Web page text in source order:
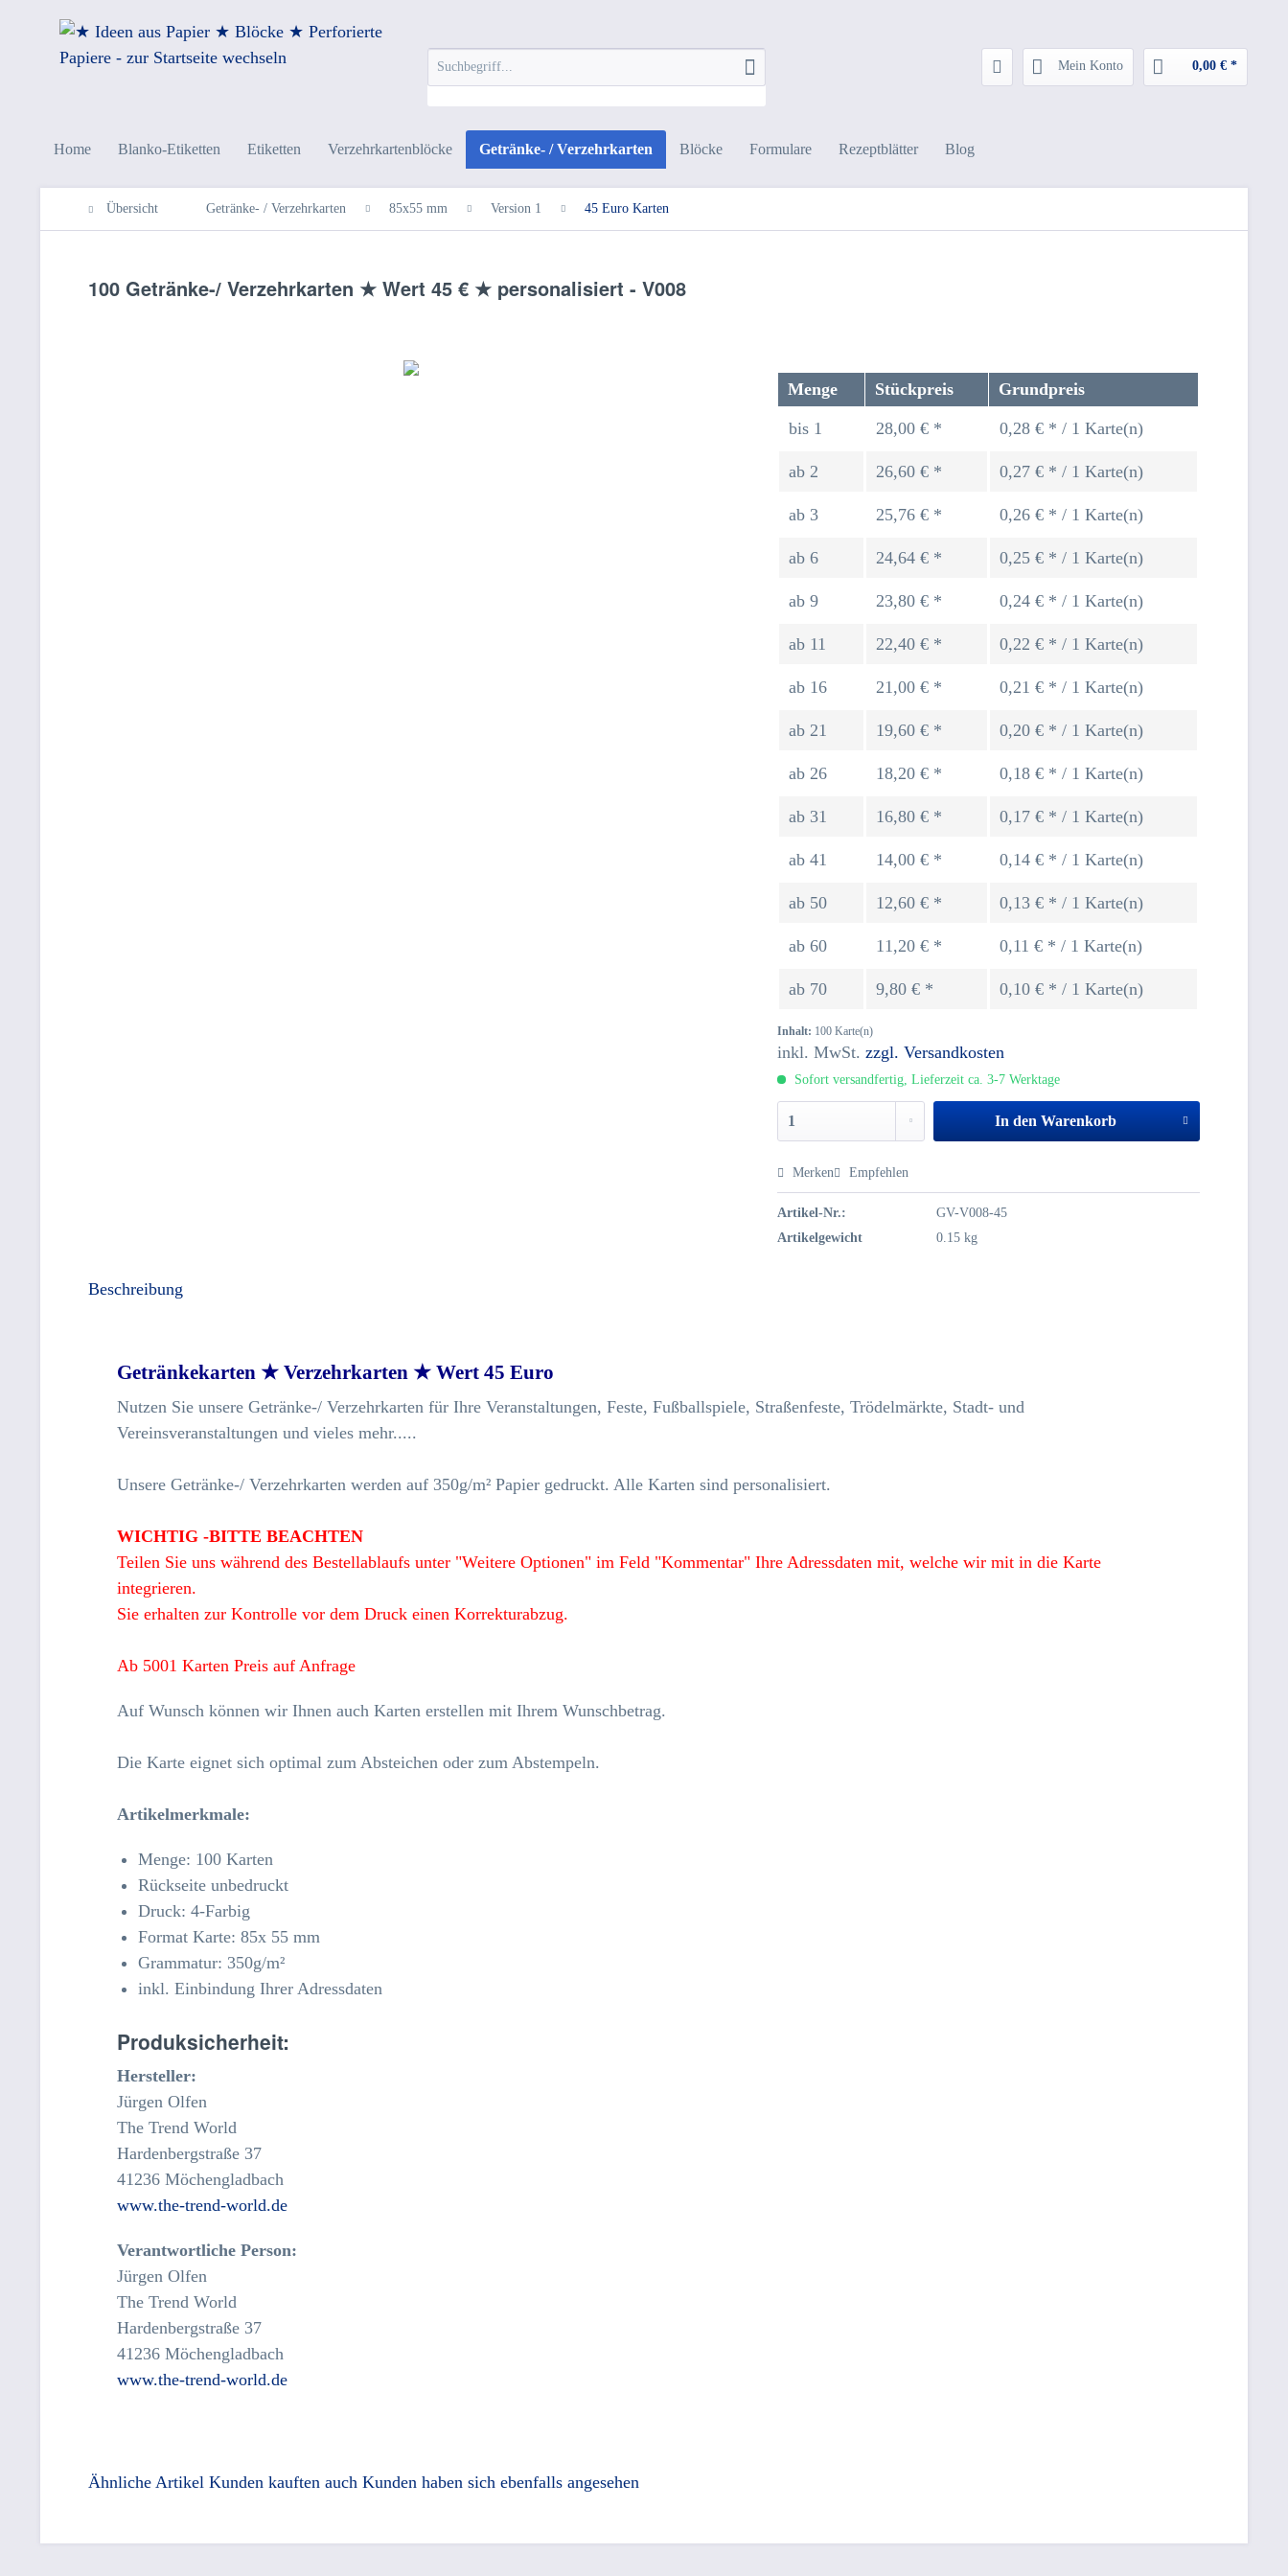
Mein Konto 0,00 € *
Home Blanko-Etiketten Etiketten Verzehrkartenblöcke Getränke- / Verzehrkarten Blöcke Formulare Rezeptblätter Blog
Übersicht Getränke- / Verzehrkarten 85x55 mm Version 1 45 Euro Karten
100 Getränke-/ Verzehrkarten ★ Wert 45 € ★ personalisiert - V008
Menge Stückpreis Grundpreis
bis 1 28,00 € * 0,28 € * / 1 Karte(n)
ab2 26,60 € * 0,27 € * / 1 Karte(n)
ab 3 25,76 € * 0,26 € * / 1 Karte(n)
ab6 24,64 € * 0,25 € * / 1 Karte(n)
ab9 23,80 € * 0,24 € * / 1 Karte(n)
ab 11 22,40 € * 0,22 € * / 1 Karte(n)
ab 16 21,00 € * 0,21 € * / 1 Karte(n)
ab21 19,60 € * 0,20 € * / 1 Karte(n)
ab26 18,20 € * 0,18 € * / 1 Karte(n)
ab 31 16,80 € * 0,17 € * / 1 Karte(n)
ab41 14,00 € * 0,14 € * / 1 Karte(n)
ab 50 12,60 € * 0,13 € * / 1 Karte(n)
ab60 11,20 € * 0,11 € * / 1 Karte(n)
ab 70 9,80 € * 0,10 € * / 1 Karte(n)
Inhalt: 100 Karte(n)
inkl. MwSt.zzgl. Versandkosten
Sofort versandfertig, Lieferzeit ca. 3-7 Werktage
In den Warenkorb
Merken Empfehlen
Artikel-Nr.:
GV-V008-45
Artikelgewicht
0.15 kg
Beschreibung
Getränkekarten ★ Verzehrkarten ★ Wert 45 Euro
Nutzen Sie unsere Getränke-/ Verzehrkarten für Ihre Veranstaltungen, Feste, Fußballspiele, Straßenfeste, Trödelmärkte, Stadt- und
Vereinsveranstaltungen und vieles mehr.....
Unsere Getränke-/ Verzehrkarten werden auf 350g/m² Papier gedruckt. Alle Karten sind personalisiert.
WICHTIG -BITTE BEACHTEN
Teilen Sie uns während des Bestellablaufs unter "Weitere Optionen" im Feld "Kommentar" Ihre Adressdaten mit, welche wir mit in die Karte
integrieren.
Sie erhalten zur Kontrolle vor dem Druck einen Korrekturabzug.
Ab 5001 Karten Preis auf Anfrage
Auf Wunsch können wir Ihnen auch Karten erstellen mit Ihrem Wunschbetrag.
Die Karte eignet sich optimal zum Absteichen oder zum Abstempeln.
Artikelmerkmale:
Menge: 100 Karten
Rückseite unbedruckt
Druck: 4-Farbig
Format Karte: 85x 55 mm
Grammatur: 350g/m²
inkl. Einbindung Ihrer Adressdaten
Produksicherheit:
Hersteller:
Jürgen Olfen
The Trend World
Hardenbergstraße 37
41236 Möchengladbach
www.the-trend-world.de
Verantwortliche Person:
Jürgen Olfen
The Trend World
Hardenbergstraße 37
41236 Möchengladbach
www.the-trend-world.de
Ähnliche Artikel Kunden kauften auch Kunden haben sich ebenfalls angesehen